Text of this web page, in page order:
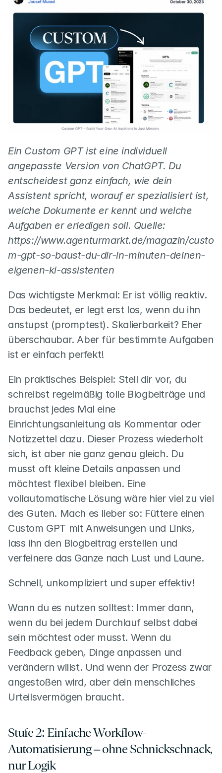
Ein Custom GPT ist eine individuell
angepasste Version von ChatGPT. Du
entscheidest ganz einfach, wie dein
Assistent spricht, worauf er spezialisiert ist,
welche Dokumente er kennt und welche
Aufgaben er erledigen soll. Quelle:
https://www.agenturmarkt.de/magazin/custo
m-gpt-so-baust-du-dir-in-minuten-deinen-
eigenen-ki-assistenten
Das wichtigste Merkmal: Er ist völlig reaktiv.
Das bedeutet, er legt erst los, wenn du ihn
anstupst (promptest). Skalierbarkeit? Eher
überschaubar. Aber für bestimmte Aufgaben
ist er einfach perfekt!
Ein praktisches Beispiel: Stell dir vor, du
schreibst regelmäßig tolle Blogbeiträge und
brauchst jedes Mal eine
Einrichtungsanleitung als Kommentar oder
Notizzettel dazu. Dieser Prozess wiederholt
sich, ist aber nie ganz genau gleich. Du
musst oft kleine Details anpassen und
möchtest flexibel bleiben. Eine
vollautomatische Lösung wäre hier viel zu viel
des Guten. Mach es lieber so: Füttere einen
Custom GPT mit Anweisungen und Links,
lass ihn den Blogbeitrag erstellen und
verfeinere das Ganze nach Lust und Laune.
Schnell, unkompliziert und super effektiv!
Wann du es nutzen solltest: Immer dann,
wenn du bei jedem Durchlauf selbst dabei
sein möchtest oder musst. Wenn du
Feedback geben, Dinge anpassen und
verändern willst. Und wenn der Prozess zwar
angestoßen wird, aber dein menschliches
Urteilsvermögen braucht.
Stufe 2: Einfache Workflow-
Automatisierung – ohne Schnickschnack,
nur Logik